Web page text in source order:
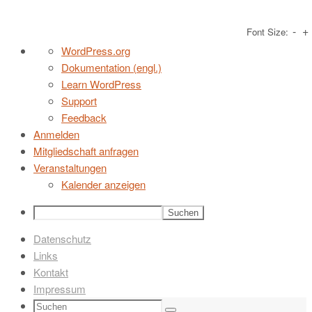
Zum
Über
WordPress
WordPress.org
Dokumentation (engl.)
Learn WordPress
Support
Feedback
Anmelden
Mitgliedschaft anfragen
Veranstaltungen
Kalender anzeigen
Suchen
Datenschutz
Links
Kontakt
Impressum
Suchen
Font Size: - +